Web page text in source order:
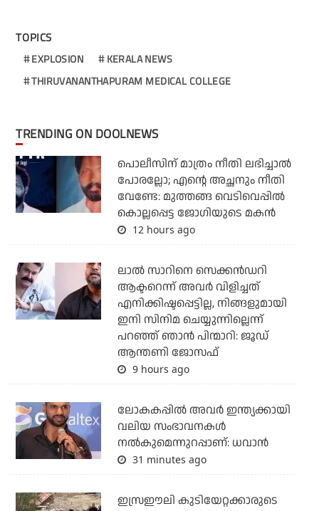
TOPICS
EXPLOSION
KERALA NEWS
THIRUVANANTHAPURAM MEDICAL COLLEGE
TRENDING ON DOOLNEWS
പൊലീസിന് മാത്രം നീതി ലഭിച്ചാല്‍
പോരല്ലോ; എന്റെ അച്ഛനും നീതി
വേണ്ടേ: മുത്തങ്ങ വെടിവെപ്പില്‍
കൊല്ലപ്പെട്ട ജോഗിയുടെ മകന്‍
12 hours ago
ലാല്‍ സാറിനെ സെക്കന്‍ഡറി
ആക്ടറെന്ന് അവര്‍ വിളിച്ചത്
എനിക്കിഷ്ടപ്പെട്ടില്ല, നിങ്ങളുമായി
ഇനി സിനിമ ചെയ്യുന്നില്ലെന്ന്
പറഞ്ഞ് ഞാന്‍ പിന്മാറി: ജൂഡ്
ആന്തണി ജോസഫ്
9 hours ago
ലോകകപ്പിൽ അവര്‍ ഇന്ത്യക്കായി
വലിയ സംഭാവനകള്‍
നല്‍കുമെന്നുറപ്പാണ്: ധവാന്‍
31 minutes ago
ഇസ്രഈലി കുടിയേറ്റക്കാരുടെ